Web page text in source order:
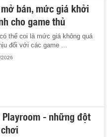
bán, mức giá khởi
cho game thủ
thể coi là mức giá không quá
đối với các game ...
Playroom - những đột